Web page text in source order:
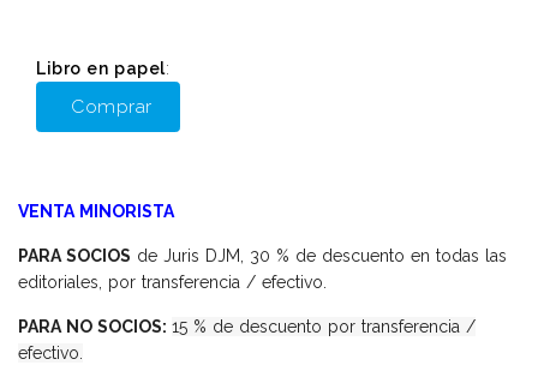
Libro en papel:
Comprar
VENTA MINORISTA
PARA SOCIOS de Juris DJM, 30 % de descuento en todas las
editoriales, por transferencia / efectivo.
PARA NO SOCIOS: 15 % de descuento por transferencia /
efectivo.